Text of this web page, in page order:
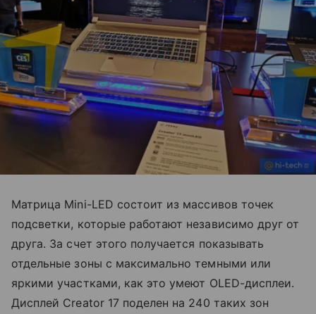
Матрица Mini-LED состоит из массивов точек
подсветки, которые работают независимо друг от
друга. За счет этого получается показывать
отдельные зоны с максимально темными или
яркими участками, как это умеют OLED-дисплеи.
Дисплей Creator 17 поделен на 240 таких зон